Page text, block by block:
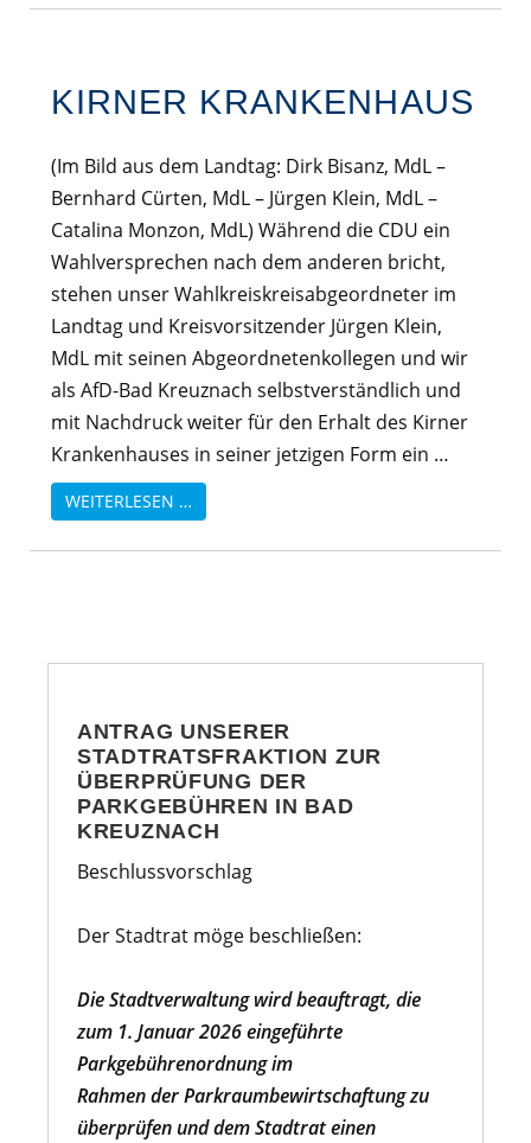
KIRNER KRANKENHAUS
(Im Bild aus dem Landtag: Dirk Bisanz, MdL –
Bernhard Cürten, MdL – Jürgen Klein, MdL –
Catalina Monzon, MdL) Während die CDU ein
Wahlversprechen nach dem anderen bricht,
stehen unser Wahlkreiskreisabgeordneter im
Landtag und Kreisvorsitzender Jürgen Klein,
MdL mit seinen Abgeordnetenkollegen und wir
als AfD-Bad Kreuznach selbstverständlich und
mit Nachdruck weiter für den Erhalt des Kirner
Krankenhauses in seiner jetzigen Form ein …
WEITERLESEN …
ANTRAG UNSERER
STADTRATSFRAKTION ZUR
ÜBERPRÜFUNG DER
PARKGEBÜHREN IN BAD
KREUZNACH
Beschlussvorschlag
Der Stadtrat möge beschließen:
Die Stadtverwaltung wird beauftragt, die
zum 1. Januar 2026 eingeführte
Parkgebührenordnung im
Rahmen der Parkraumbewirtschaftung zu
überprüfen und dem Stadtrat einen